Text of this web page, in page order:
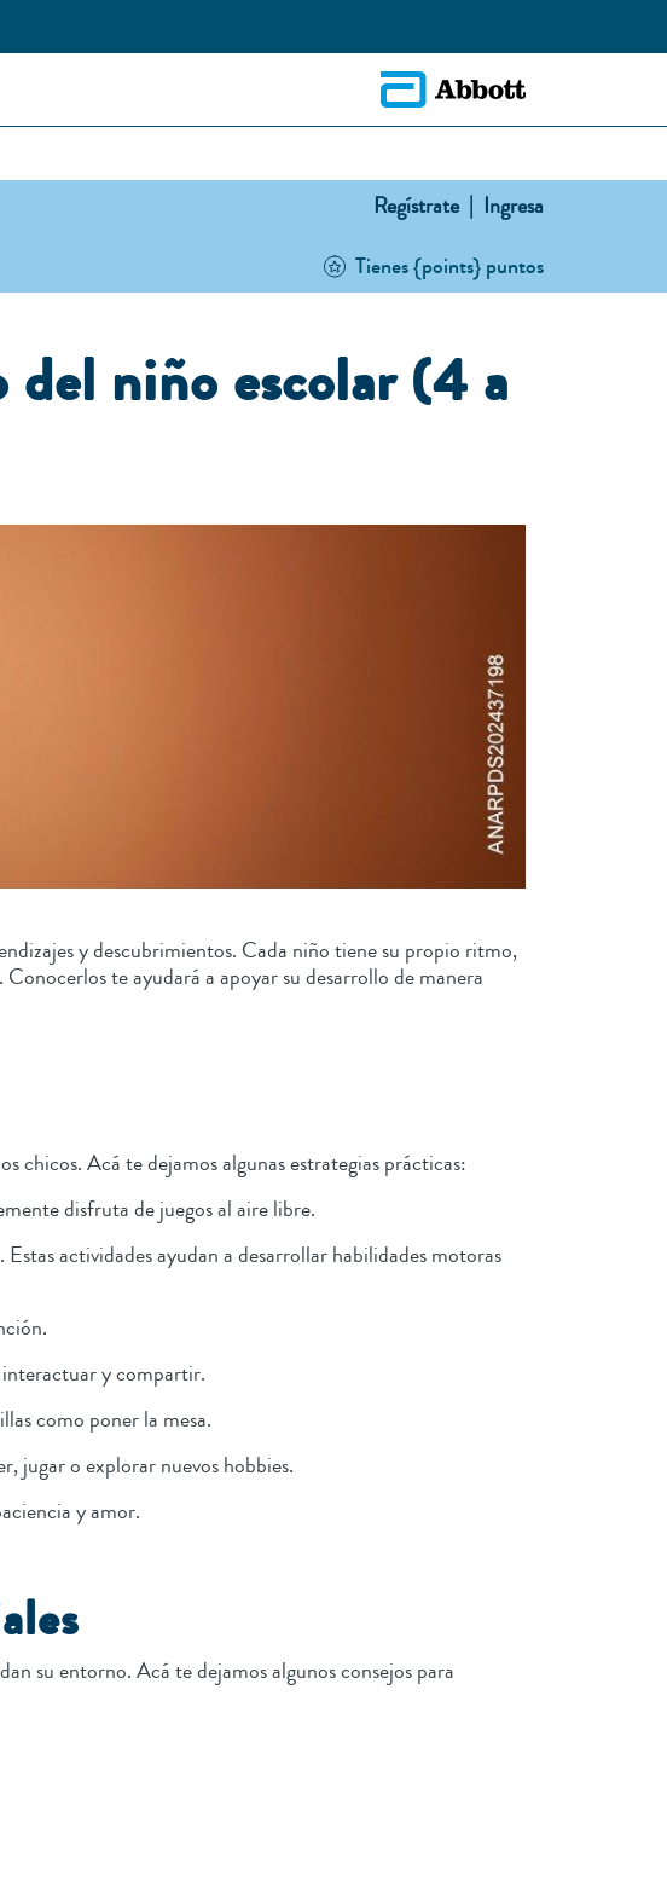
Regístrate | Ingresa
Tienes {points} puntos
del niño escolar (4 a
y descubrimientos. Cada niño tiene su propio ritmo,
te ayudará a apoyar su desarrollo de manera
chicos. Acá te dejamos algunas estrategias prácticas:
disfruta de juegos al aire libre.
actividades ayudan a desarrollar habilidades motoras
interactuar y compartir.
como poner la mesa.
jugar o explorar nuevos hobbies.
y amor.
su entorno. Acá te dejamos algunos consejos para